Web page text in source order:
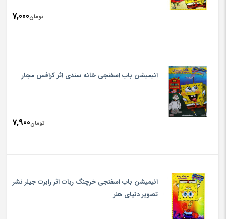
تومان7,000
انیمیشن باب اسفنجی خانه سندی اثر کرافس مجار
تومان7,900
انیمیشن باب اسفنجی خرچنگ ربات اثر رابرت جیلر نشر
تصویر دنیای هنر